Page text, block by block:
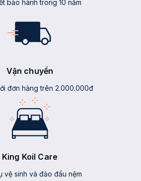
bảo hành trong 10 năm
Vận chuyển
đơn hàng trên 2.000.000đ
King Koil Care
vệ sinh và đảo đầu nệm